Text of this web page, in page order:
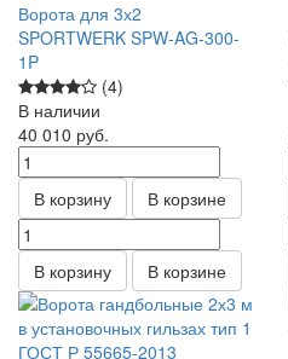
Ворота для 3х2
SPORTWERK SPW-AG-300-
1P
(4)
В наличии
40 010 руб.
В корзину В корзине
В корзину В корзине